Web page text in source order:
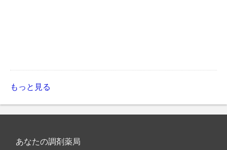
もっと見る
あなたの調剤薬局